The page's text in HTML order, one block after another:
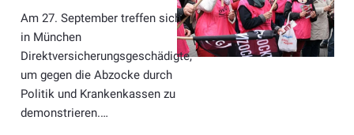
Am 27. September treffen sich
in München
Direktversicherungsgeschädigte,
um gegen die Abzocke durch
Politik und Krankenkassen zu
demonstrieren.…